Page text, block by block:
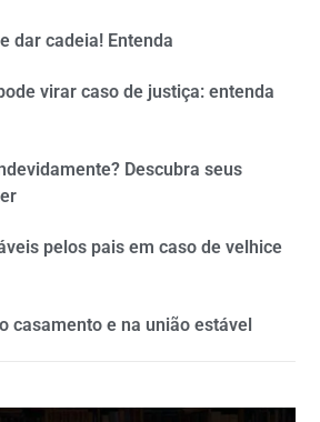
dar cadeia! Entenda
virar caso de justiça: entenda
Descubra seus
pelos pais em caso de velhice
casamento e na união estável